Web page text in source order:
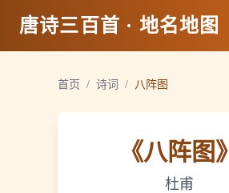
唐诗三百首 · 地名地图
首页 / 诗词 / 八阵图
《八阵图》
杜甫